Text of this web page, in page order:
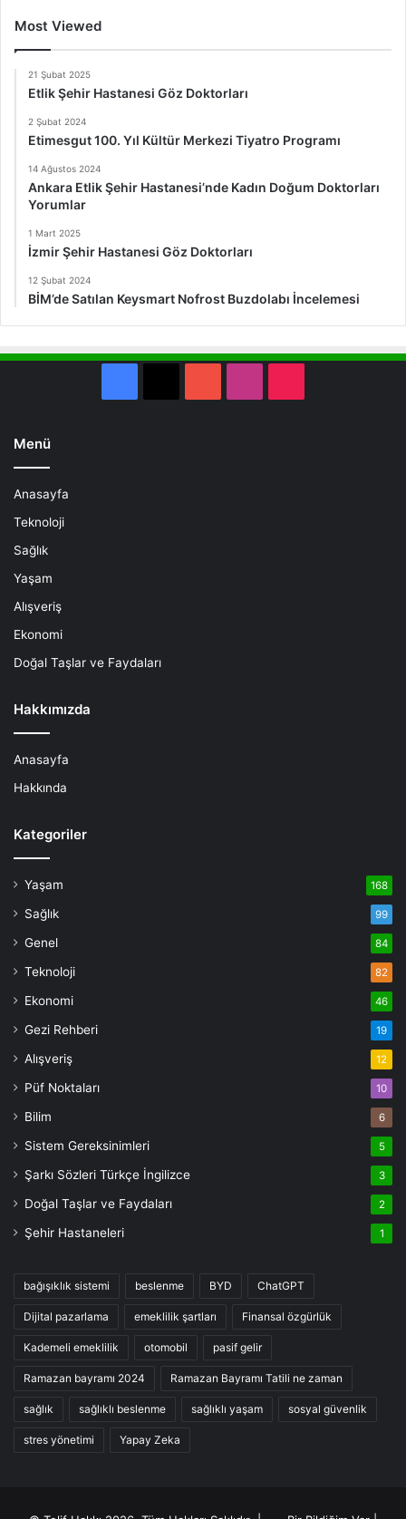
Most Viewed
21 Şubat 2025
Etlik Şehir Hastanesi Göz Doktorları
2 Şubat 2024
Etimesgut 100. Yıl Kültür Merkezi Tiyatro Programı
14 Ağustos 2024
Ankara Etlik Şehir Hastanesi’nde Kadın Doğum Doktorları
Yorumlar
1 Mart 2025
İzmir Şehir Hastanesi Göz Doktorları
12 Şubat 2024
BİM’de Satılan Keysmart Nofrost Buzdolabı İncelemesi
Menü
Anasayfa
Teknoloji
Sağlık
Yaşam
Alışveriş
Ekonomi
Doğal Taşlar ve Faydaları
Hakkımızda
Anasayfa
Hakkında
Kategoriler
Yaşam 168
Sağlık 99
Genel 84
Teknoloji 82
Ekonomi 46
Gezi Rehberi 19
Alışveriş 12
Püf Noktaları 10
Bilim 6
Sistem Gereksinimleri 5
Şarkı Sözleri Türkçe İngilizce 3
Doğal Taşlar ve Faydaları 2
Şehir Hastaneleri 1
bağışıklık sistemi beslenme BYD ChatGPT
Dijital pazarlama emeklilik şartları Finansal özgürlük
Kademeli emeklilik otomobil pasif gelir
Ramazan bayramı 2024 Ramazan Bayramı Tatili ne zaman
sağlık sağlıklı beslenme sağlıklı yaşam sosyal güvenlik
stres yönetimi Yapay Zeka